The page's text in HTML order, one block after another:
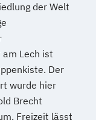
der Welt
Lech ist
Der
wurde hier
Brecht
Freizeit lässt